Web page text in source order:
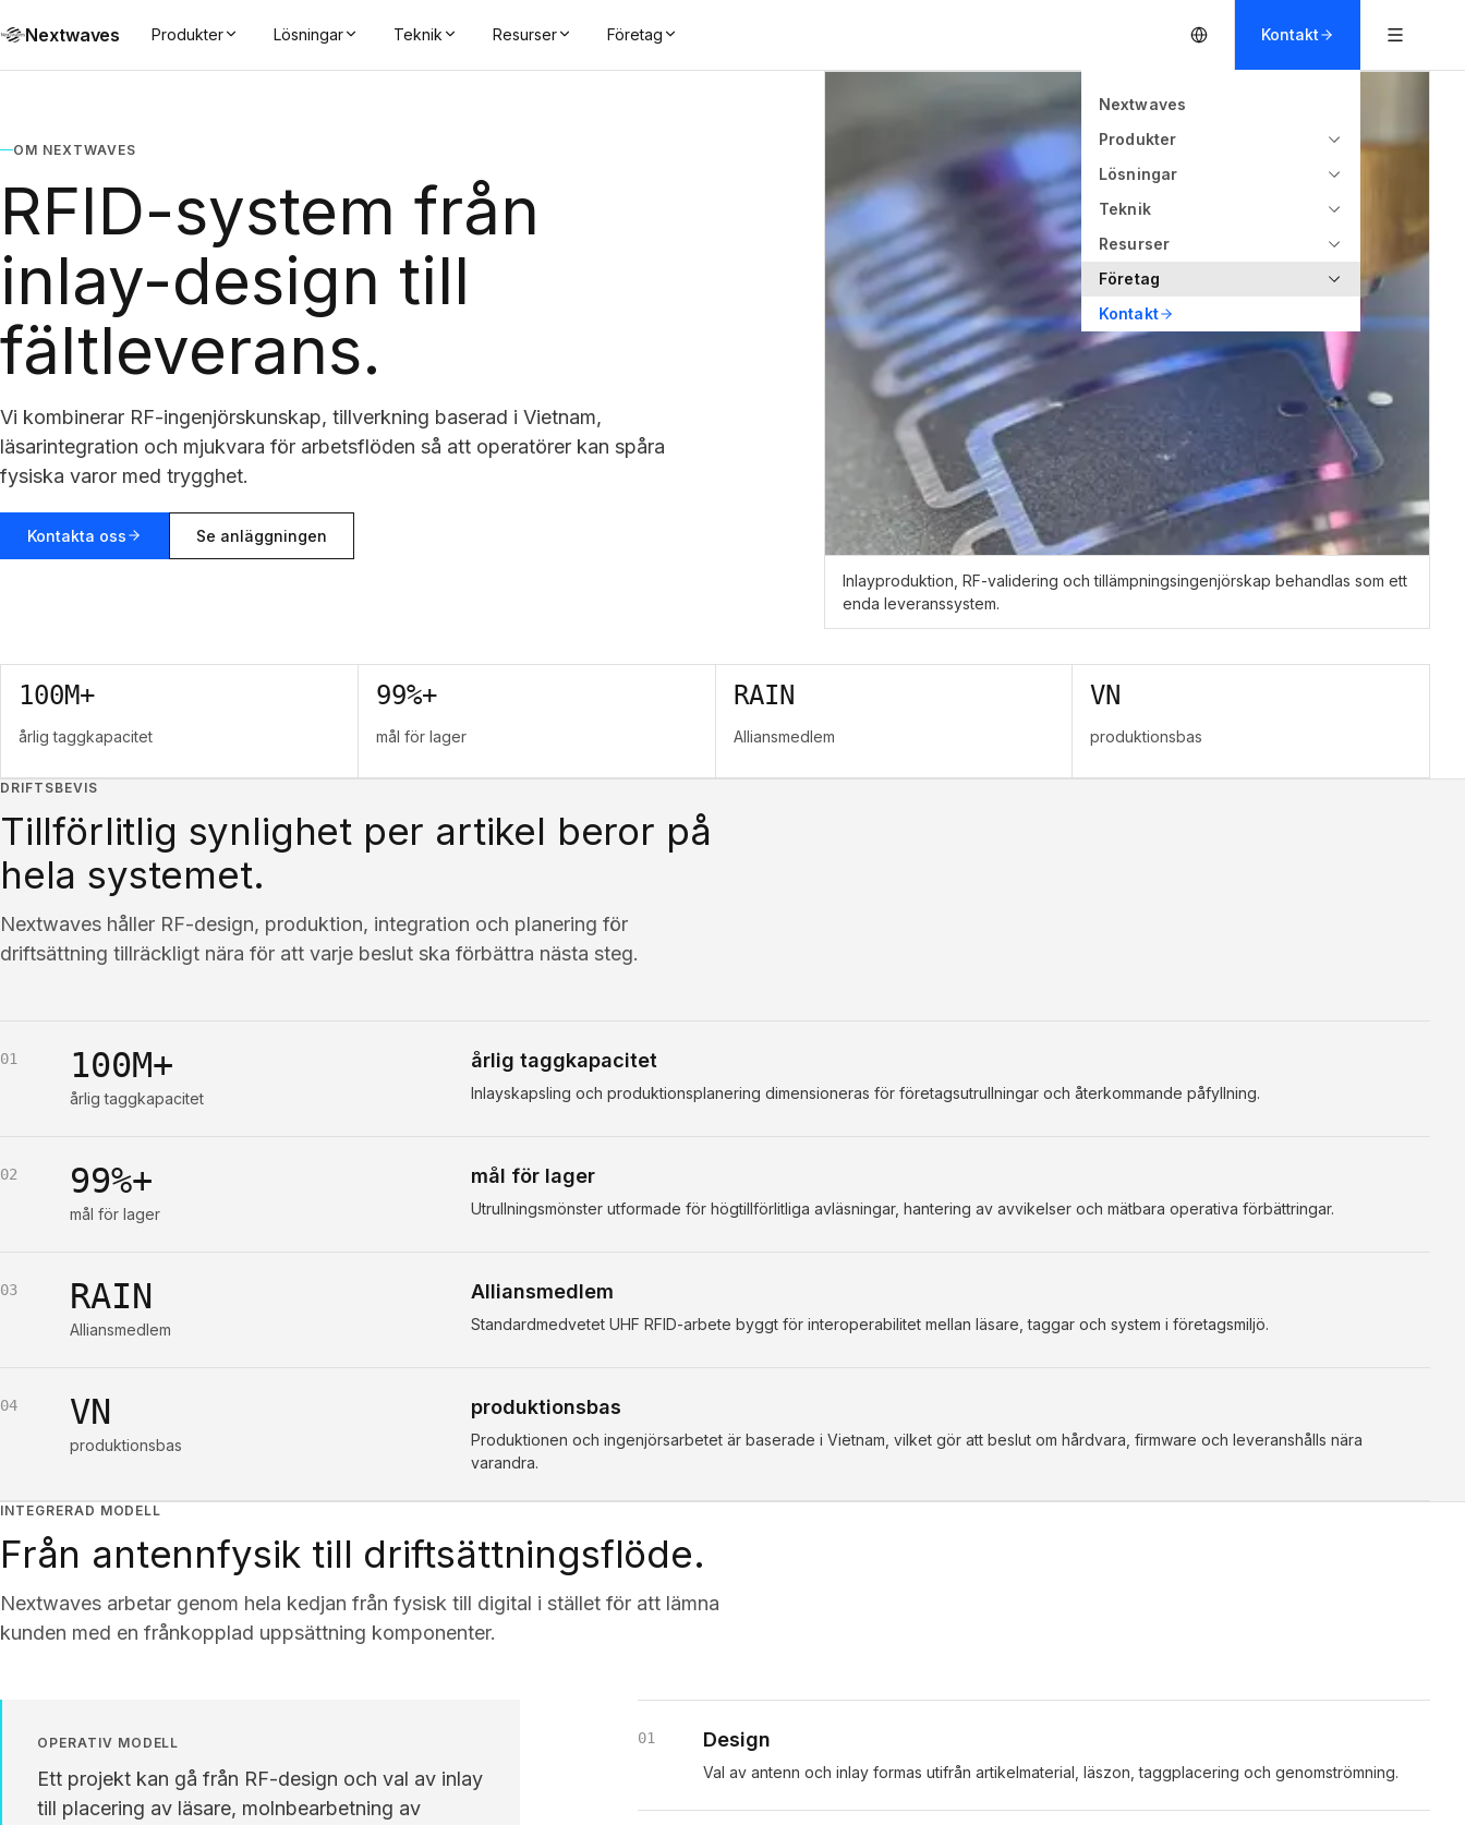
Nextwaves Produkter Lösningar Teknik Resurser Företag Kontakt
Nextwaves
Produkter
Lösningar
Teknik
Resurser
Företag
Kontakt
OM NEXTWAVES
RFID-system från
inlay-design till
fältleverans.
Vi kombinerar RF-ingenjörskunskap, tillverkning baserad i Vietnam,
läsarintegration och mjukvara för arbetsflöden så att operatörer kan spåra
fysiska varor med trygghet.
Kontakta oss Se anläggningen
Inlayproduktion, RF-validering och tillämpningsingenjörskap behandlas som ett
enda leveranssystem.
100M+
årlig taggkapacitet
99%+
mål för lager
RAIN
Alliansmedlem
VN
produktionsbas
DRIFTSBEVIS
Tillförlitlig synlighet per artikel beror på
hela systemet.
Nextwaves håller RF-design, produktion, integration och planering för
driftsättning tillräckligt nära för att varje beslut ska förbättra nästa steg.
01 100M+
årlig taggkapacitet
årlig taggkapacitet
Inlayskapsling och produktionsplanering dimensioneras för företagsutrullningar och återkommande påfyllning.
02 99%+
mål för lager
mål för lager
Utrullningsmönster utformade för högtillförlitliga avläsningar, hantering av avvikelser och mätbara operativa förbättringar.
03 RAIN
Alliansmedlem
Alliansmedlem
Standardmedvetet UHF RFID-arbete byggt för interoperabilitet mellan läsare, taggar och system i företagsmiljö.
04 VN
produktionsbas
produktionsbas
Produktionen och ingenjörsarbetet är baserade i Vietnam, vilket gör att beslut om hårdvara, firmware och leveranshålls nära
varandra.
INTEGRERAD MODELL
Från antennfysik till driftsättningsflöde.
Nextwaves arbetar genom hela kedjan från fysisk till digital i stället för att lämna
kunden med en frånkopplad uppsättning komponenter.
OPERATIV MODELL
Ett projekt kan gå från RF-design och val av inlay
till placering av läsare, molnbearbetning av
01 Design
Val av antenn och inlay formas utifrån artikelmaterial, läszon, taggplacering och genomströmning.